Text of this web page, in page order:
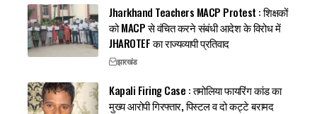
Jharkhand Teachers MACP Protest : शिक्षकों
को MACP से वंचित करने संबंधी आदेश के विरोध में
JHAROTEF का राज्यव्यापी प्रतिवाद
झारखंड
Kapali Firing Case : तमोलिया फायरिंग कांड का
मुख्य आरोपी गिरफ्तार, पिस्टल व दो कट्टे बरामद